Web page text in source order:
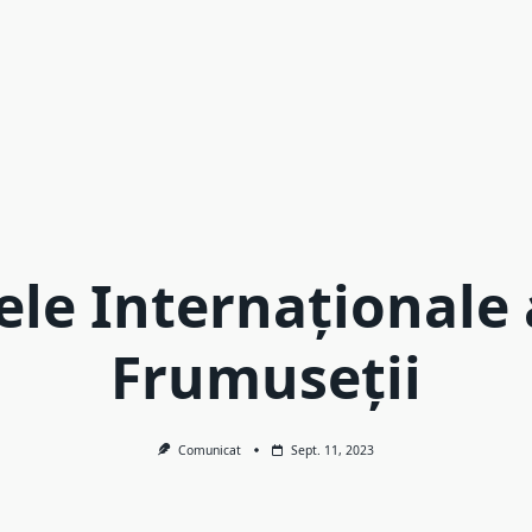
Internaționale
Frumuseții
Comunicat Sept. 11, 2023